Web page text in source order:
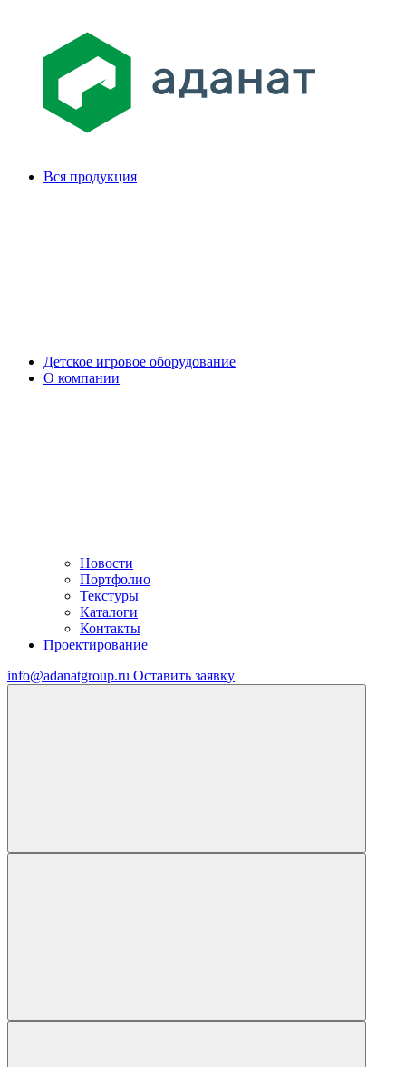
Вся продукция
Детское игровое оборудование
О компании
Новости
Портфолио
Текстуры
Каталоги
Контакты
Проектирование
info@adanatgroup.ru Оставить заявку